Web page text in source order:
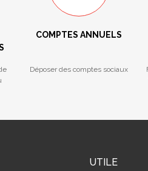
COMPTES ANNUELS
Déposer des comptes sociaux
UTILE